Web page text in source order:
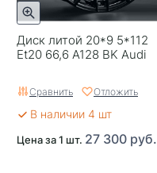
Диск литой 20*9 5*112
Et20 66,6 A128 BK Audi
Сравнить Отложить
В наличии 4 шт
Цена за 1 шт. 27 300 руб.